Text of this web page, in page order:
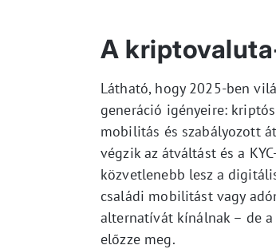
A
Látható, hogy 2025-ben
generáció igényeire:
mobilitás és szabályozott
végzik az átváltást és a
közvetlenebb lesz a
családi mobilitást vagy
alternatívát kínálnak – de
előzze meg.